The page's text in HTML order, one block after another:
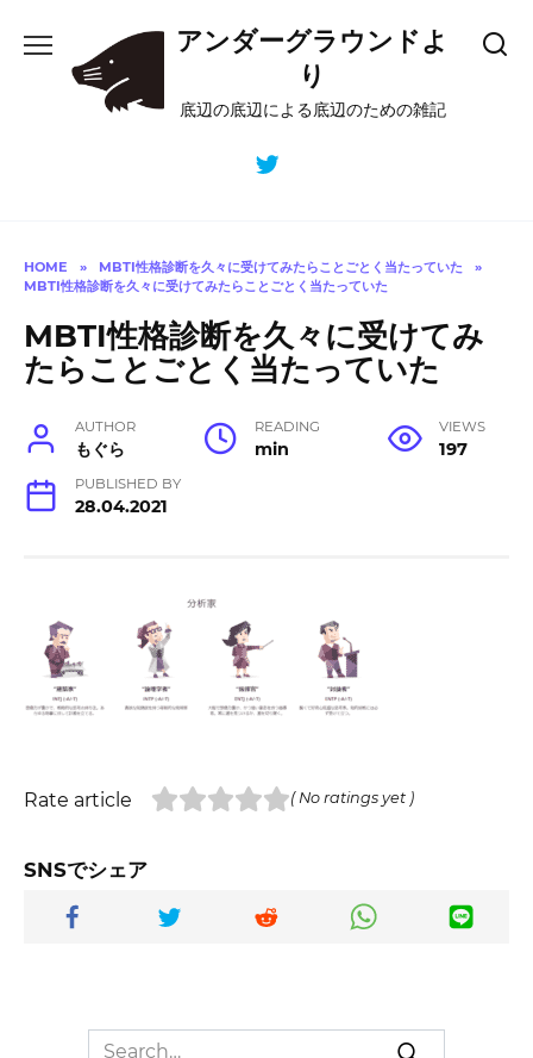
content
アンダーグラウンドよ
り
底辺の底辺による底辺のための雑記
HOME » MBTI性格診断を久々に受けてみたらことごとく当たっていた
»
MBTI性格診断を久々に受けてみたらことごとく当たっていた
MBTI性格診断を久々に受けてみ
たらことごとく当たっていた
AUTHOR
もぐら
READING
min
VIEWS
197
PUBLISHED BY
28.04.2021
Rate article ( No ratings yet )
SNSでシェア
Search